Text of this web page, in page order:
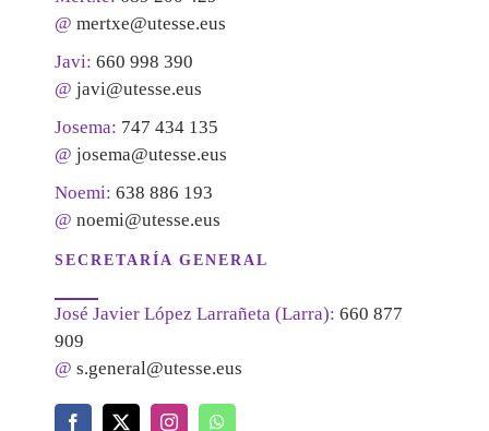
@ mertxe@utesse.eus
Javi: 660 998 390
@ javi@utesse.eus
Josema: 747 434 135
@ josema@utesse.eus
Noemi: 638 886 193
@ noemi@utesse.eus
SECRETARÍA GENERAL
José Javier López Larrañeta (Larra): 660 877
909
@ s.general@utesse.eus